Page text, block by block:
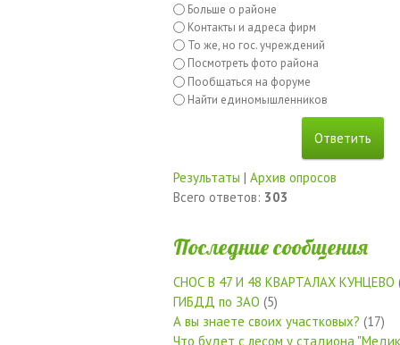
Больше о районе
Контакты и адреса фирм
То же, но гос. учреждений
Посмотреть фото района
Пообщаться на форуме
Найти единомышленников
Результаты | Архив опросов
Всего ответов: 303
Последние сообщения
СНОС В 47 И 48 КВАРТАЛАХ КУНЦЕВО
ГИБДД по ЗАО (5)
А вы знаете своих участковых? (17)
Что будет с лесом у стадиона